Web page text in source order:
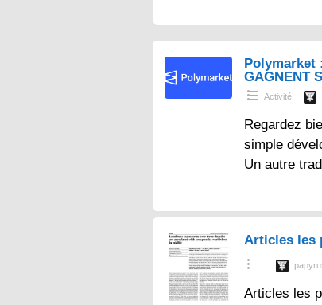
Polymarket
GAGNENT
Activité
Regardez
simple
Un autre
Articles les
Articles les